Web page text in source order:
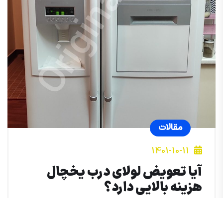
مقالات
1401-10-11
آیا تعویض لولای درب یخچال
هزینه بالایی دارد؟